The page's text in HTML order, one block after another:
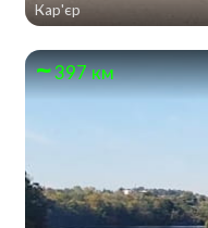
Кар'єр
397 км